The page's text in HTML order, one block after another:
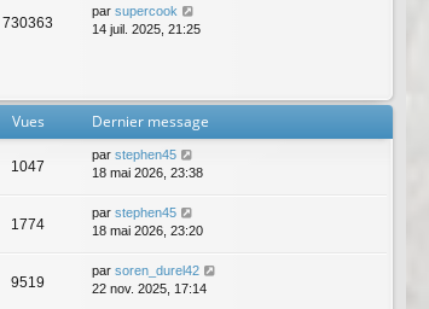
730363
par supercook
14 juil. 2025, 21:25
Vues Dernier message
1047
par stephen45
18 mai 2026, 23:38
1774
par stephen45
18 mai 2026, 23:20
9519
par soren_durel42
22 nov. 2025, 17:14